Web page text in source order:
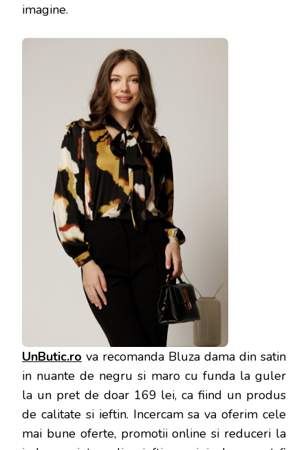
imagine.
UnButic.ro va recomanda Bluza dama din satin
in nuante de negru si maro cu funda la guler
la un pret de doar 169 lei, ca fiind un produs
de calitate si ieftin. Incercam sa va oferim cele
mai bune oferte, promotii online si reduceri la